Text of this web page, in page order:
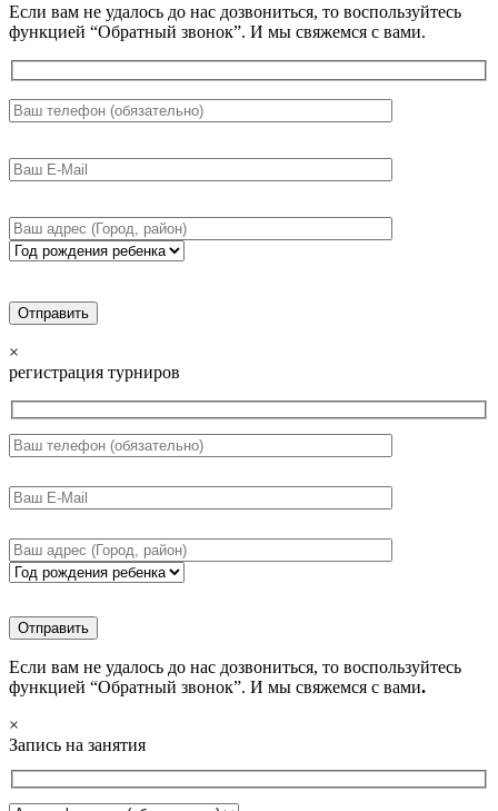
Если вам не удалось до нас дозвониться, то воспользуйтесь
функцией “Обратный звонок”. И мы свяжемся с вами.
×
регистрация турниров
Если вам не удалось до нас дозвониться, то воспользуйтесь
функцией “Обратный звонок”. И мы свяжемся с вами.
×
Запись на занятия